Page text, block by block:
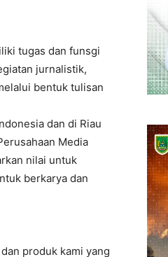
tugas dan funsgi
jurnalistik,
bentuk tulisan
dan di Riau
Media
nilai untuk
berkarya dan
produk kami yang